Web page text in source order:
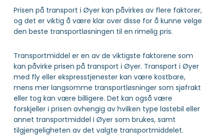
Prisen på transport i Øyer kan påvirkes av flere faktorer,
og det er viktig å være klar over disse for å kunne velge
den beste transportløsningen til en rimelig pris.
Transportmiddel er en av de viktigste faktorene som
kan påvirke prisen på transport i Øyer. Transport i Øyer
med fly eller ekspresstjenester kan være kostbare,
mens mer langsomme transportløsninger som sjøfrakt
eller tog kan være billigere. Det kan også være
forskjeller i prisen avhengig av hvilken type lastebil eller
annet transportmiddel i Øyer som brukes, samt
tilgjengeligheten av det valgte transportmiddelet.